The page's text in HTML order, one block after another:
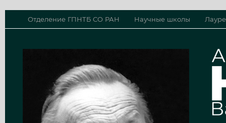
Отделение ГПНТБ СО РАН Научные школы